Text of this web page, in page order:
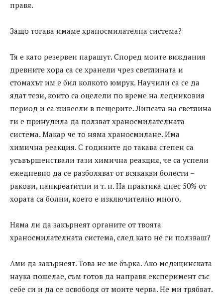
правя.
Защо тогава имаме храносмилателна система?
Тя е като резервен парашут. Според моите виждания
древните хора са се хранели чрез светлината и
стомахът им е бил колкото юмрук. Научили са се да
ядат тези, които са оцелели по време на ледниковия
период и са живеели в пещерите. Липсата на светлина
ги е принудила да ползват храносмилателната
система. Макар че то няма храносмилане. Има
химична реакция. С годините до такава степен са
усъвършенствали тази химична реакция, че са успели
ежедневно да се разболяват от всякакви болести –
ракови, панкреатитни и т. н. На практика днес 50% от
хората са болни, което е изключително много.
Няма ли да закърнеят органите от твоята
храносмилателната система, след като не ги ползваш?
Ами да закърнеят. Това не ме бърка. Ако медицинската
наука пожелае, съм готов да направя експеримент със
себе си и да се освободя от моите черва. Не ми трябват.